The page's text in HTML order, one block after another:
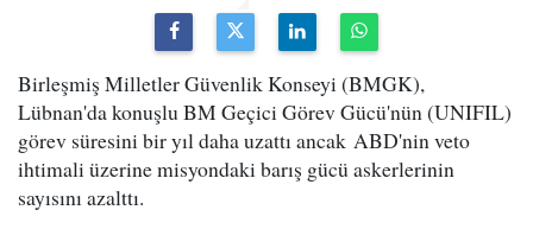
Birleşmiş Milletler Güvenlik Konseyi (BMGK),
Lübnan'da konuşlu BM Geçici Görev Gücü'nün (UNIFIL)
görev süresini bir yıl daha uzattı ancak ABD'nin veto
ihtimali üzerine misyondaki barış gücü askerlerinin
sayısını azalttı.